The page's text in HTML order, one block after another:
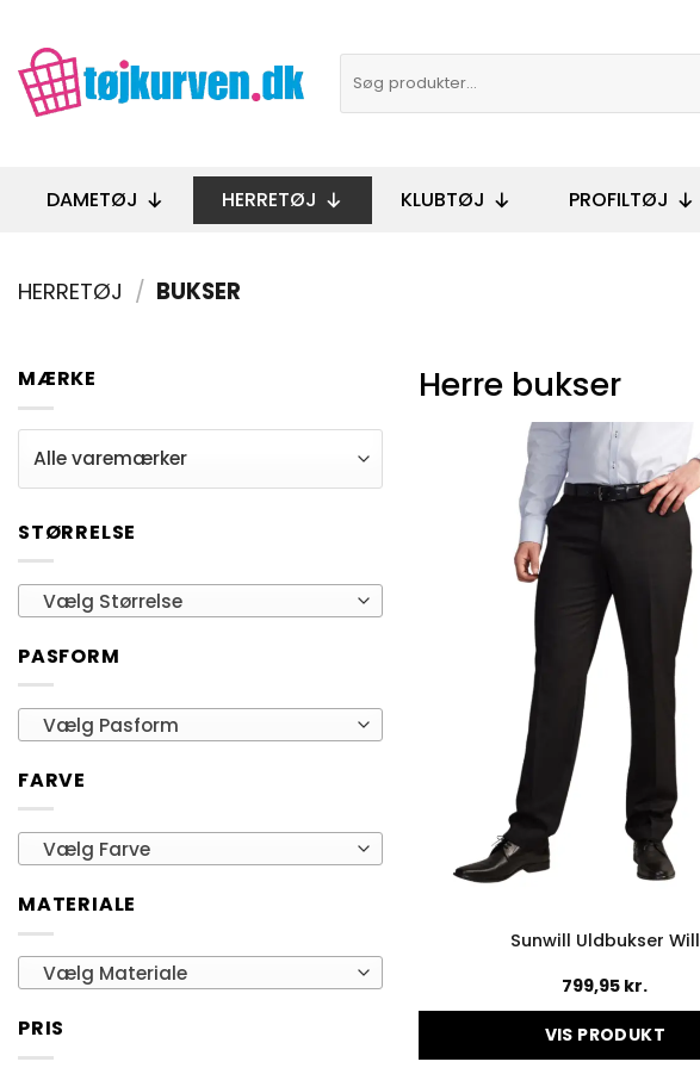
indhold
efter:
DAMETØJ HERRETØJ KLUBTØJ PROFILTØJ
HERRETØJ / BUKSER
MÆRKE
STØRRELSE
Vælg Størrelse
PASFORM
Vælg Pasform
FARVE
Vælg Farve
MATERIALE
Vælg Materiale
PRIS
Herre bukser
Sunwill Uldbukser Will
799,95 kr.
VIS PRODUKT